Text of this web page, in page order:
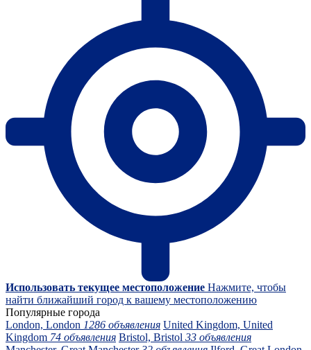
Использовать текущее местоположение Нажмите, чтобы
найти ближайший город к вашему местоположению
Популярные города
London, London 1286 объявления United Kingdom, United
Kingdom 74 объявления Bristol, Bristol 33 объявления